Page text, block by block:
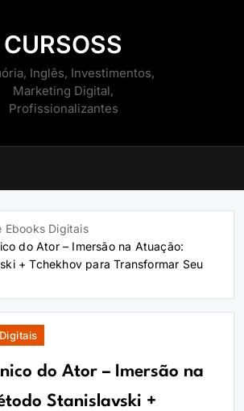
CURSOSS
Inglês, Investimentos,
Marketing Digital,
Profissionalizantes
Ebooks Digitais
do Ator – Imersão na Atuação:
+ Tchekhov para Transformar Seu
do Ator – Imersão na
Stanislavski +